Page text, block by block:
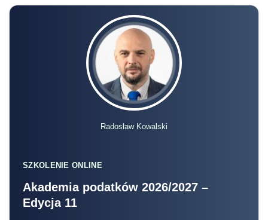
Radosław Kowalski
SZKOLENIE ONLINE
Akademia podatków 2026/2027 –
Edycja 11